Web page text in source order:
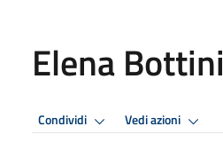
Elena Bottini
Condividi Vedi azioni